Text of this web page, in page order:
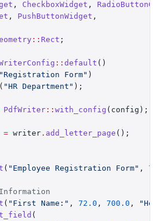
, CheckboxWidget ,
, PushButtonWidget ,
:: Rect ;
:: default ()
"Registration Form" )
( "HR Department" );
PdfWriter :: with_config (config);
= writer . add_letter_page ();
( "Employee Registration Form" ,
( "First Name:" , 72.0 , 700.0 ,
(